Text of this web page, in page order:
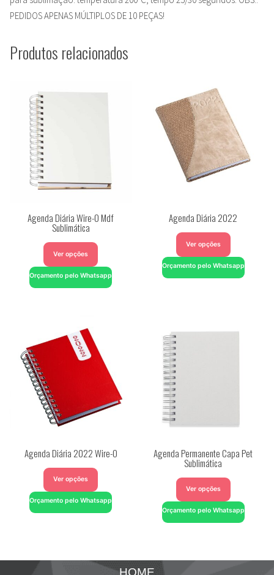
PEDIDOS APENAS MÚLTIPLOS DE 10 PEÇAS!
Produtos relacionados
Agenda Diária Wire-O Mdf
Sublimática
Ver opções
Orçamento pelo Whatsapp
Agenda Diária 2022
Ver opções
Orçamento pelo Whatsapp
Agenda Diária 2022 Wire-O
Ver opções
Orçamento pelo Whatsapp
Agenda Permanente Capa Pet
Sublimática
Ver opções
Orçamento pelo Whatsapp
HOME